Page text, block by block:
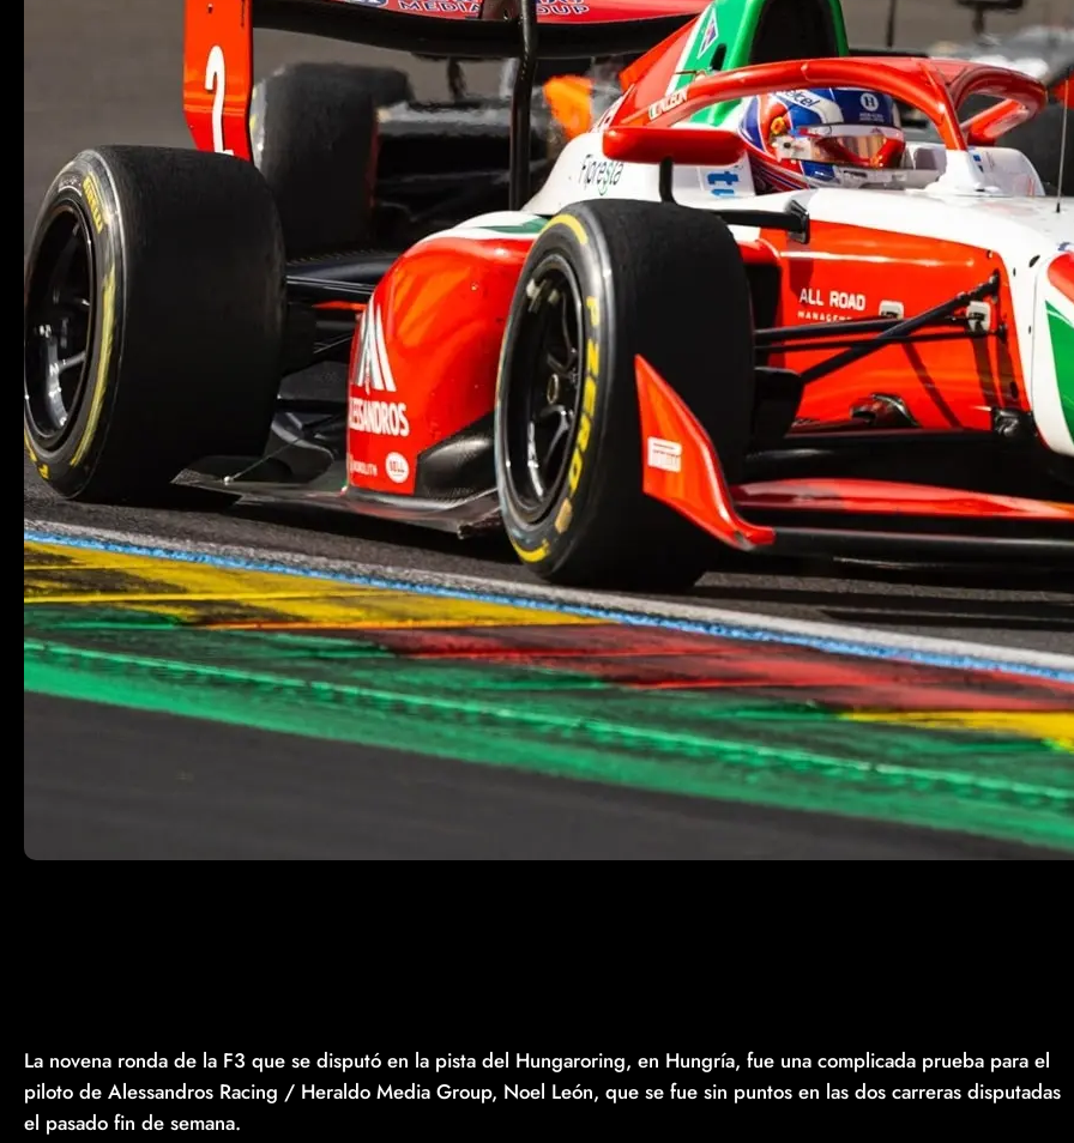
La novena ronda de la F3 que se disputó en la pista del Hungaroring, en Hungría, fue una complicada prueba para el
piloto de Alessandros Racing / Heraldo Media Group, Noel León, que se fue sin puntos en las dos carreras disputadas
el pasado fin de semana.